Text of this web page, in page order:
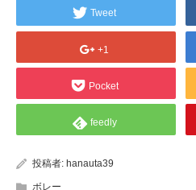
Tweet
+1
Pocket
feedly
投稿者: hanauta39
ボレー